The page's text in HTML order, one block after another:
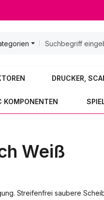
DRUCKER,
KOMPONENTEN
Weiß
Streifenfrei saubere